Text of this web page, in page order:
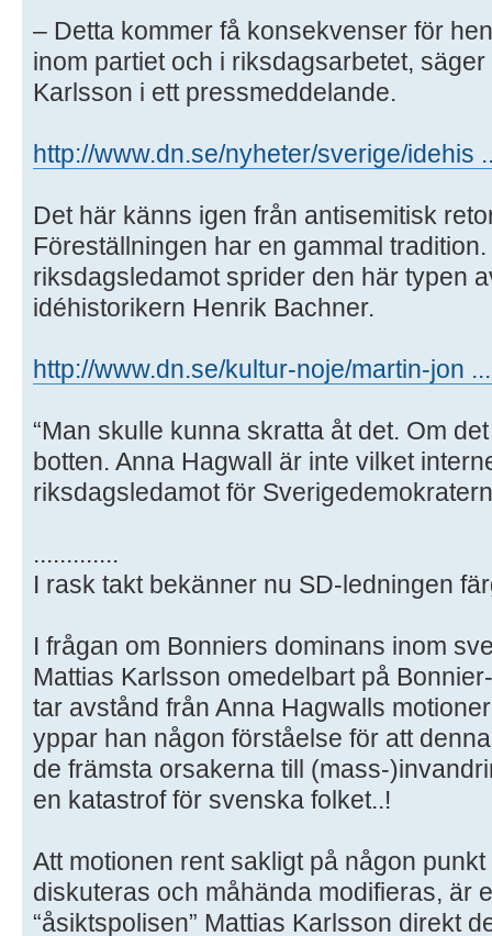
– Detta kommer få konsekvenser för
inom partiet och i riksdagsarbetet,
Karlsson i ett pressmeddelande.
http://www.dn.se/nyheter/sverige/idehis
Det här känns igen från antisemitisk
Föreställningen har en gammal
riksdagsledamot sprider den här typen
idéhistorikern Henrik Bachner.
http://www.dn.se/kultur-noje/martin-jon
“Man skulle kunna skratta åt det. Om
botten. Anna Hagwall är inte vilket
riksdagsledamot för
.............
I rask takt bekänner nu SD-ledningen
I frågan om Bonniers dominans inom
Mattias Karlsson omedelbart på
tar avstånd från Anna Hagwalls
yppar han någon förståelse för att
de främsta orsakerna till (mass-
en katastrof för svenska folket..!
Att motionen rent sakligt på någon
diskuteras och måhända modifieras, är
“åsiktspolisen” Mattias Karlsson direkt